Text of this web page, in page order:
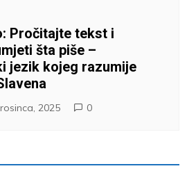
Pročitajte tekst i
šta piše –
jezik kojeg razumije
2025 0